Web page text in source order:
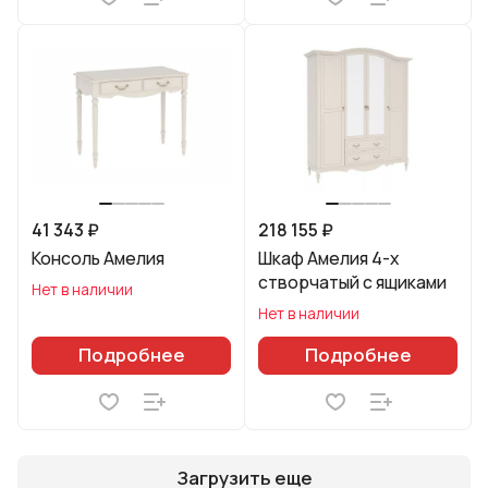
41 343 ₽
Консоль Амелия
Нет в наличии
Подробнее
218 155 ₽
Шкаф Амелия 4-х
створчатый с ящиками
Нет в наличии
Подробнее
Загрузить еще